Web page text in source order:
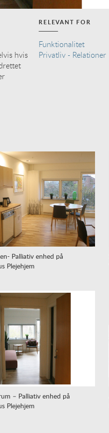
hvis
RELEVANT FOR
Funktionalitet
Privatliv - Relationer
Palliativ enhed på
Plejehjem
– Palliativ enhed på
Plejehjem